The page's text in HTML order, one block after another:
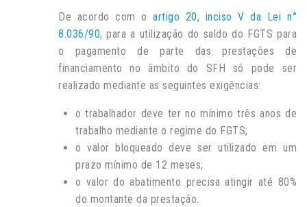
De acordo com oartigo 20, inciso V da Lei n°
8.036/90, para a utilização do saldo do FGTS para
o pagamento de parte das prestações de
financiamento no âmbito do SFH só pode ser
realizado mediante as seguintes exigências:
o trabalhador deve ter no mínimo três anos de
trabalho mediante o regime do FGTS;
o valor bloqueado deve ser utilizado em um
prazo mínimo de 12 meses;
o valor do abatimento precisa atingir até 80%
do montante da prestação.